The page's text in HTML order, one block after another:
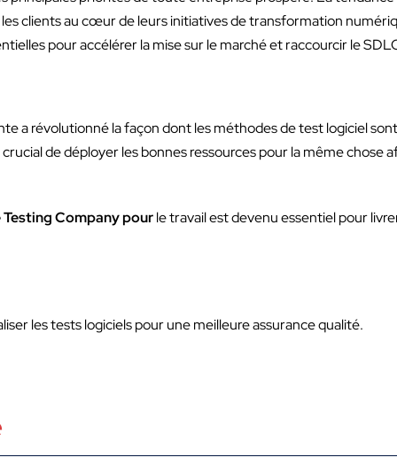
clients au cœur de leurs initiatives de transformation
pour accélérer la mise sur le marché et raccourcir le
a révolutionné la façon dont les méthodes de test logiciel
de déployer les bonnes ressources pour la même chose
Company pourle travail est devenu essentiel pour
les tests logiciels pour une meilleure assurance qualité.